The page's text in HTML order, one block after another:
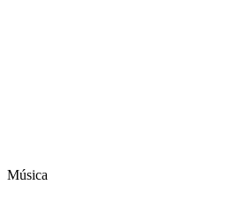
Música